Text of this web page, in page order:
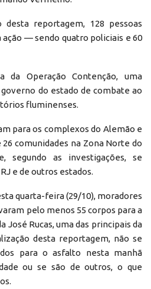
reportagem, 128 pessoas
— sendo quatro policiais e 60
da Operação Contenção, uma
do estado de combate ao
fluminenses.
para os complexos do Alemão e
comunidades na Zona Norte do
segundo as investigações, se
e de outros estados.
quarta-feira (29/10), moradores
pelo menos 55 corpos para a
José Rucas, uma das principais da
desta reportagem, não se
para o asfalto nesta manhã
ou se são de outros, o que